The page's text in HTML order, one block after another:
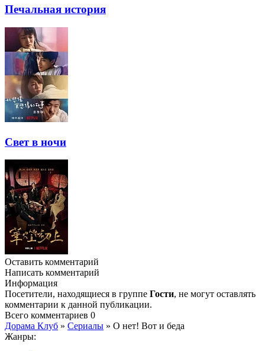
Печальная история
Свет в ночи
Оставить комментарий
Написать комментарий
Информация
Посетители, находящиеся в группе Гости, не могут оставлять
комментарии к данной публикации.
Всего комментариев 0
Дорама Клуб » Сериалы » О нет! Вот и беда
Жанры: